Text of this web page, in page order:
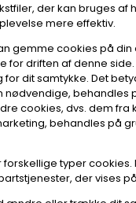
der kan bruges af
mere effektiv.
gemme cookies på din
for driften af denne
for dit samtykke. Det
behandles
cookies, dvs. dem fra
behandles på
typer cookies.
der vises